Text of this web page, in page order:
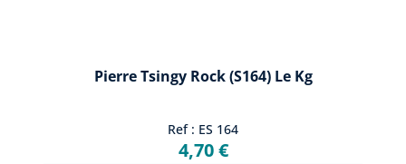
Pierre Tsingy Rock (S164) Le Kg
Ref : ES 164
4,70 €